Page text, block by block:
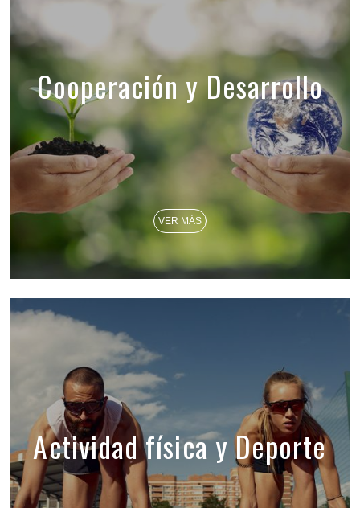
Cooperación y Desarrollo
VER MÁS
Actividad física y Deporte